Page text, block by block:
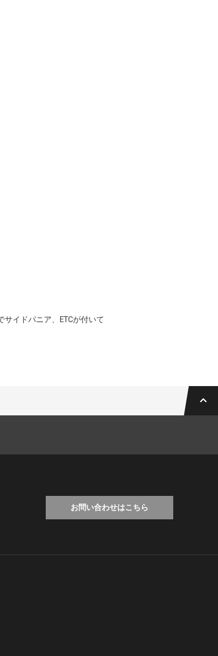
イドパニア、ETCが付いて
お問い合わせはこちら